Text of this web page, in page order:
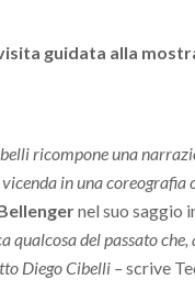
guidata alla
ricompone una
in una
nel suo saggio
del passato
Diego Cibelli –scrive